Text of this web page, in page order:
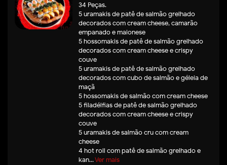
remove add
34 Peças.
5 uramakis de patê de salmão grelhado
decorados com cream cheese, camarão
empanado e maionese
5 hossomakis de patê de salmão grelhado
decorados com cream cheese e crispy
couve
5 uramakis de patê de salmão grelhado
decorados com cubo de salmão e géleia de
maçã
5 hossomakis de salmão com cream cheese
5 filadélfias de patê de salmão grelhado
decorados com cream cheese e crispy
couve
5 uramakis de salmão cru com cream
cheese
4 hot roll com patê de salmão grelhado e
kan...Ver mais